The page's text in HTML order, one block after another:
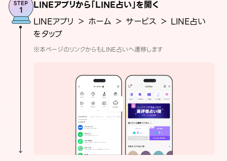
LINEアプリから「LINE占い」を開く
LINEアプリ ＞ ホーム ＞ サービス ＞ LINE占い
をタップ
※本ページのリンクからもLINE占いへ遷移します